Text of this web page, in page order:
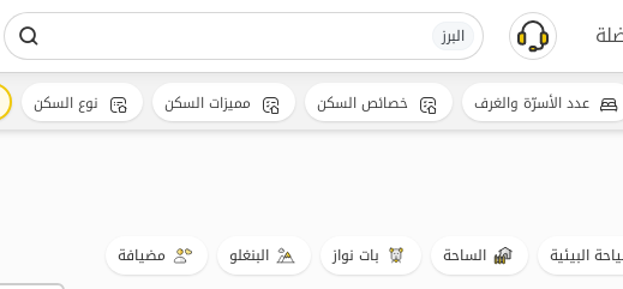
البرز
البيئية الساحة بات نواز البنغلو مضيافة
عدد الأسرّة والغرف خصائص السكن مميزات السكن نوع السكن